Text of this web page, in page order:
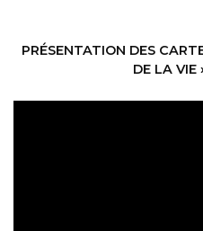
PRÉSENTATION DES
DE LA VIE